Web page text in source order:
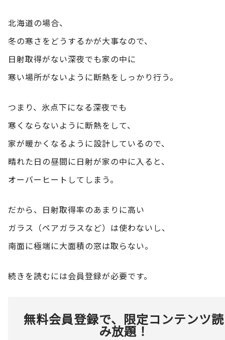
北海道の場合、
冬の寒さをどうするかが大事なので、
日射取得がない深夜でも家の中に
寒い場所がないように断熱をしっかり行う。
つまり、氷点下になる深夜でも
寒くならないように断熱をして、
家が暖かくなるように設計しているので、
晴れた日の昼間に日射が家の中に入ると、
オーバーヒートしてしまう。
だから、日射取得率のあまりに高い
ガラス（ペアガラスなど）は使わないし、
南面に極端に大面積の窓は取らない。
続きを読むには会員登録が必要です。
無料会員登録で、限定コンテンツ読
み放題！